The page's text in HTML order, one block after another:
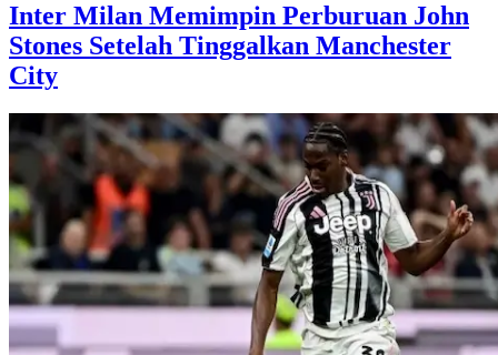
Inter Milan Memimpin Perburuan John
Stones Setelah Tinggalkan Manchester
City